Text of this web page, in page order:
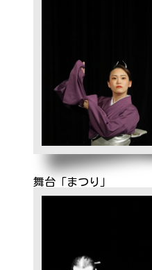
舞台「まつり」